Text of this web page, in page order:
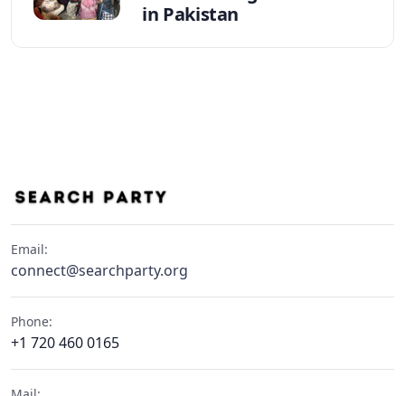
in Pakistan
Email:
connect@searchparty.org
Phone:
+1 720 460 0165